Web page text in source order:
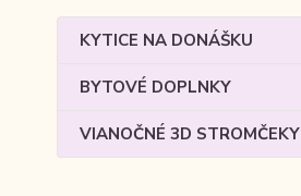
KYTICE NA DONÁŠKU
BYTOVÉ DOPLNKY
VIANOČNÉ 3D STROMČEKY